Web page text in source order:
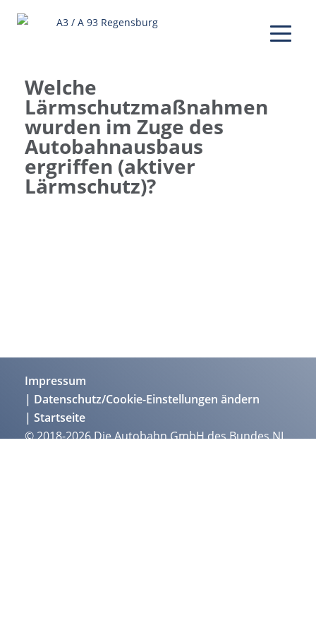
Welche
Lärmschutzmaßnahmen
wurden im Zuge des
Autobahnausbaus
ergriffen (aktiver
Lärmschutz)?
Impressum
Datenschutz/Cookie-Einstellungen ändern
Startseite
© 2018-2026 Die Autobahn GmbH des Bundes NL